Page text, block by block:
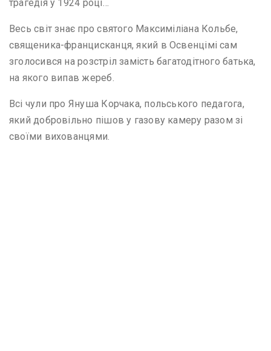
трагедія у 1924 році…
Весь світ знає про святого Максиміліана Кольбе,
священика-францисканця, який в Освенцімі сам
зголосився на розстріл замість багатодітного батька,
на якого випав жереб.
Всі чули про Януша Корчака, польського педагога,
який добровільно пішов у газову камеру разом зі
своїми вихованцями.